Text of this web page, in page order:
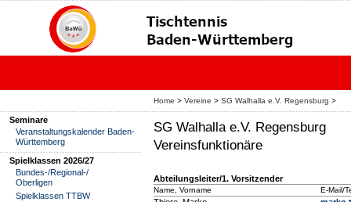
Home > Vereine > SG Walhalla e.V. Regensburg >
Seminare
Veranstaltungskalender Baden-
Württemberg
Spielklassen 2026/27
Bundes-/Regional-/
Oberligen
Spielklassen TTBW
SG Walhalla e.V. Regensburg
Vereinsfunktionäre
Abteilungsleiter/1. Vorsitzender
Name, Vorname E-Mail/